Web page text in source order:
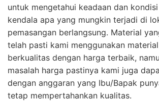
untuk mengetahui keadaan dan
kendala apa yang mungkin terjadi di
pemasangan berlangsung. Material
telah pasti kami menggunakan
berkualitas dengan harga terbaik,
masalah harga pastinya kami juga
dengan anggaran yang Ibu/Bapak
tetap mempertahankan kualitas.